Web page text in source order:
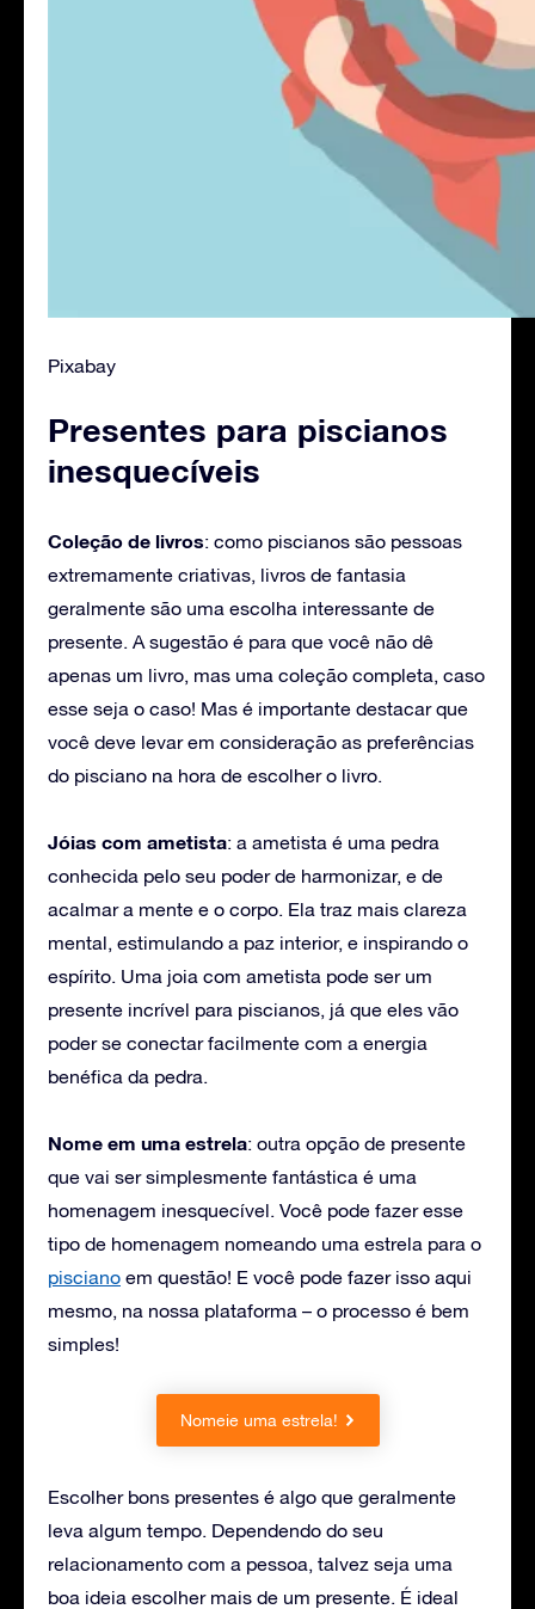
Pixabay
Presentes para piscianos
inesquecíveis
Coleção de livros: como piscianos são pessoas
extremamente criativas, livros de fantasia
geralmente são uma escolha interessante de
presente. A sugestão é para que você não dê
apenas um livro, mas uma coleção completa, caso
esse seja o caso! Mas é importante destacar que
você deve levar em consideração as preferências
do pisciano na hora de escolher o livro.
Jóias com ametista: a ametista é uma pedra
conhecida pelo seu poder de harmonizar, e de
acalmar a mente e o corpo. Ela traz mais clareza
mental, estimulando a paz interior, e inspirando o
espírito. Uma joia com ametista pode ser um
presente incrível para piscianos, já que eles vão
poder se conectar facilmente com a energia
benéfica da pedra.
Nome em uma estrela: outra opção de presente
que vai ser simplesmente fantástica é uma
homenagem inesquecível. Você pode fazer esse
tipo de homenagem nomeando uma estrela para o
pisciano em questão! E você pode fazer isso aqui
mesmo, na nossa plataforma – o processo é bem
simples!
Nomeie uma estrela!
Escolher bons presentes é algo que geralmente
leva algum tempo. Dependendo do seu
relacionamento com a pessoa, talvez seja uma
boa ideia escolher mais de um presente. É ideal